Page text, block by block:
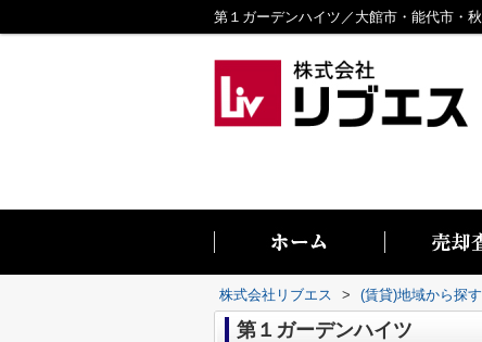
株式会社リブエス > (賃貸)地域から探す
第１ガーデンハイツ